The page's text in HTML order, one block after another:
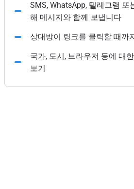
SMS, WhatsApp, 텔레그램 또
해 메시지와 함께 보냅니다
상대방이 링크를 클릭할 때까
국가, 도시, 브라우저 등에 대
보기